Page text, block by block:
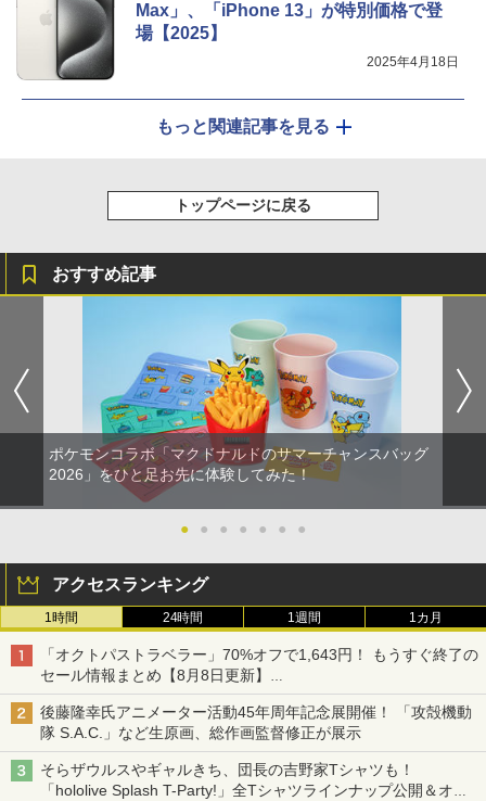
Max」、「iPhone 13」が特別価格で登
場【2025】
2025年4月18日
もっと関連記事を見る
トップページに戻る
おすすめ記事
ポケモンコラボ「マクドナルドのサマーチャンスバッグ
2026」をひと足お先に体験してみた！
● ● ● ● ● ● ●
アクセスランキング
1時間 24時間 1週間 1カ月
「オクトパストラベラー」70%オフで1,643円！ もうすぐ終了の
セール情報まとめ【8月8日更新】
ニンテンドーeショップでは「大神 絶景版」が67%オフで990円
後藤隆幸氏アニメーター活動45年周年記念展開催！ 「攻殻機動
隊 S.A.C.」など生原画、総作画監督修正が展示
そらザウルスやギャルきち、団長の吉野家Tシャツも！
「hololive Splash T-Party!」全Tシャツラインナップ公開＆オン